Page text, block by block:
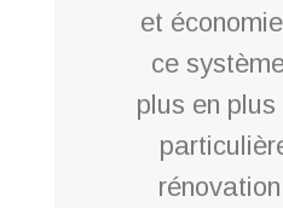
et
ce
plus en plus